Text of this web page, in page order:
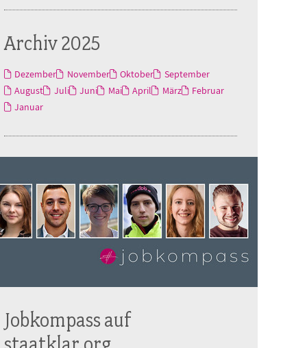
Archiv 2025
Dezember November Oktober
September
August
Juli Juni Mai April März
Februar
Januar
Jobkompass auf